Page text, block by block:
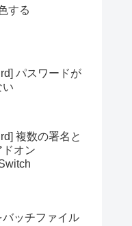
する
パスワードが
い
複数の署名と
オン
バッチファイル